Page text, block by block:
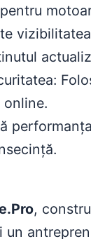
online.
,
un